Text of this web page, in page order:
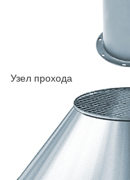
Узел прохода